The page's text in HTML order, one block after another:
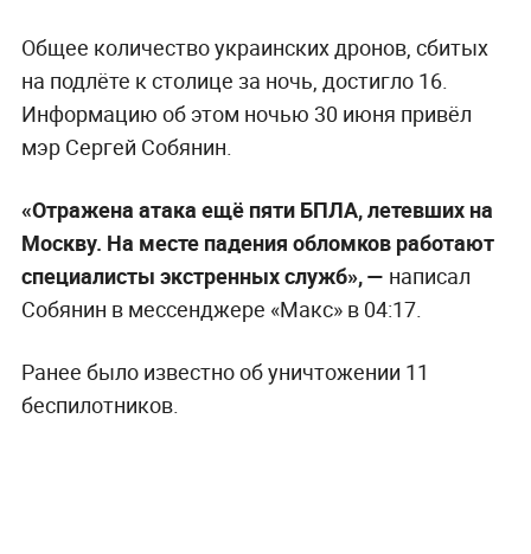
Общее количество украинских дронов, сбитых
на подлёте к столице за ночь, достигло 16.
Информацию об этом ночью 30 июня привёл
мэр Сергей Собянин.
«Отражена атака ещё пяти БПЛА, летевших на
Москву. На месте падения обломков работают
специалисты экстренных служб», — написал
Собянин в мессенджере «Макс» в 04:17.
Ранее было известно об уничтожении 11
беспилотников.